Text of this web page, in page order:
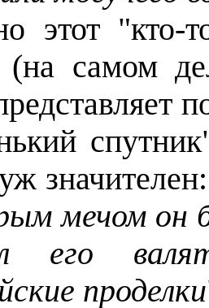
этот "кто-
(на самом
мечом он
его
проделки